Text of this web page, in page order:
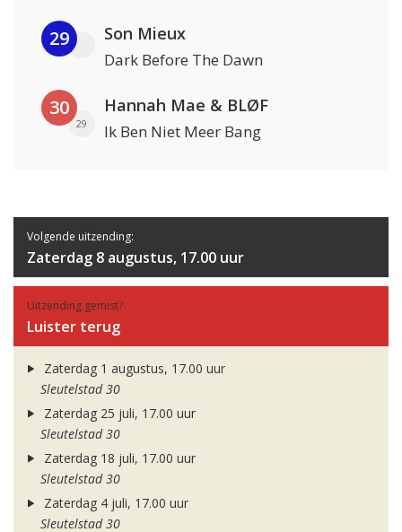
29 Son Mieux
Dark Before The Dawn
30
29
Hannah Mae & BLØF
Ik Ben Niet Meer Bang
Volgende uitzending:
Zaterdag 8 augustus, 17.00 uur
Uitzending gemist?
Luister terug
Zaterdag 1 augustus, 17.00 uur
Sleutelstad 30
Zaterdag 25 juli, 17.00 uur
Sleutelstad 30
Zaterdag 18 juli, 17.00 uur
Sleutelstad 30
Zaterdag 4 juli, 17.00 uur
Sleutelstad 30